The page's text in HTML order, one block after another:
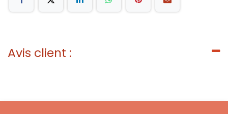
Avis client :